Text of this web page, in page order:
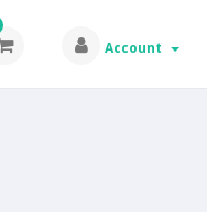
Account